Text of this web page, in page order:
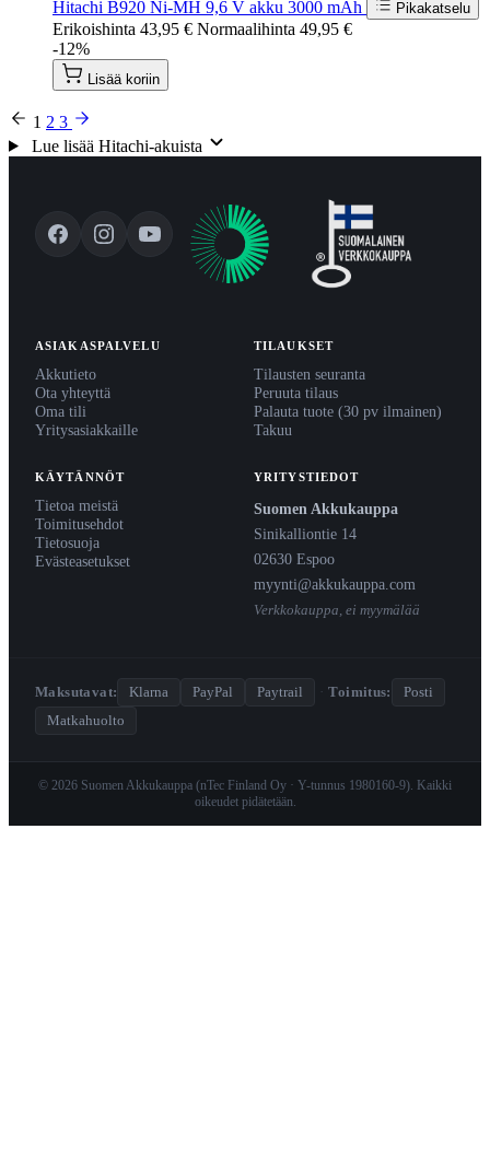
Hitachi B920 Ni-MH 9,6 V akku 3000 mAh Pikakatselu
Erikoishinta 43,95 € Normaalihinta 49,95 €
-12%
Lisää koriin
1 2 3
Lue lisää Hitachi-akuista
ASIAKASPALVELU
Akkutieto
Ota yhteyttä
Oma tili
Yritysasiakkaille
TILAUKSET
Tilausten seuranta
Peruuta tilaus
Palauta tuote (30 pv ilmainen)
Takuu
KÄYTÄNNÖT
Tietoa meistä
Toimitusehdot
Tietosuoja
Evästeasetukset
YRITYSTIEDOT
Suomen Akkukauppa
Sinikalliontie 14
02630 Espoo
myynti@akkukauppa.com
Verkkokauppa, ei myymälää
Maksutavat: Klarna PayPal Paytrail · Toimitus:
Posti
Matkahuolto
© 2026 Suomen Akkukauppa (nTec Finland Oy · Y-tunnus 1980160-9). Kaikki
oikeudet pidätetään.